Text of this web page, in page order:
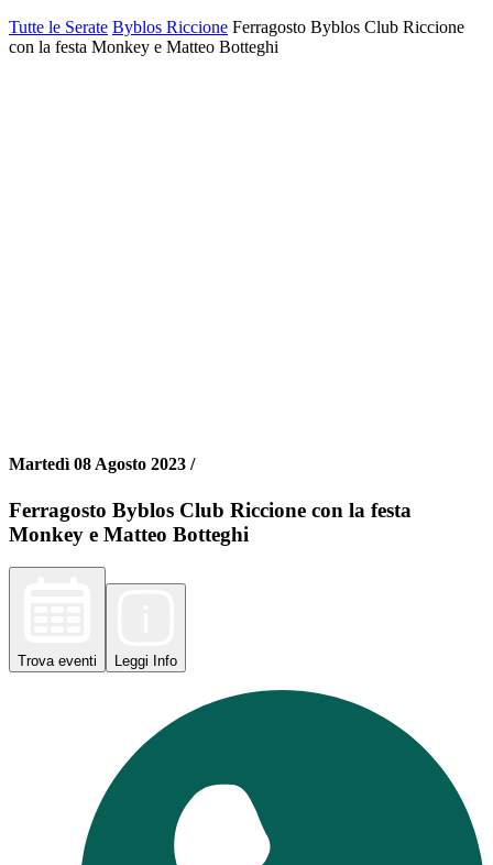
Tutte le Serate Byblos Riccione Ferragosto Byblos Club Riccione
con la festa Monkey e Matteo Botteghi
Martedì 08 Agosto 2023 /
Ferragosto Byblos Club Riccione con la festa
Monkey e Matteo Botteghi
Trova eventi Leggi Info